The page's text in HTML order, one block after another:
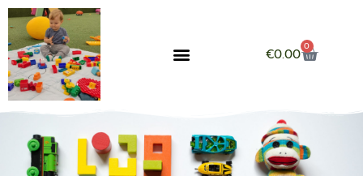
€0.00 0